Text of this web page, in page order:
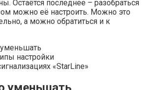
Остаётся последнее – разобраться
можно её настроить. Можно это
а можно обратиться и к
настройки
«StarLine»